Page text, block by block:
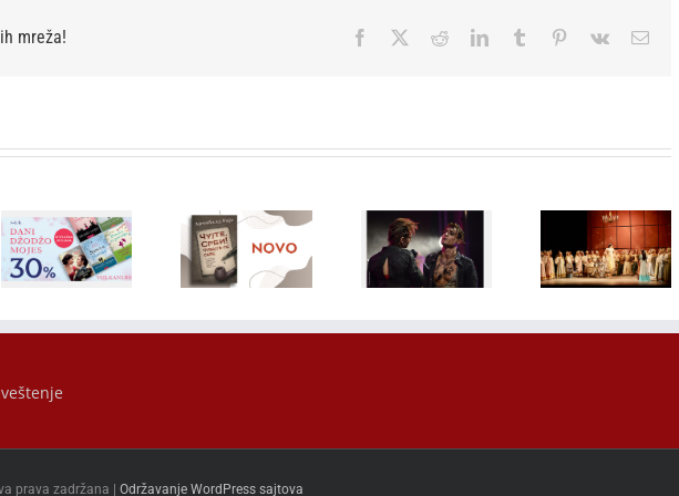
mreža! Facebook RedditLinkedInTumblr Pinterest
Vk Email
Bezvremeno
srpskog
prijatelja:
„Čujte, Srbi!
Arčibalda
Bajaginim
hitovima, SA
DRUGE
STRANE
JASTUKA,
septembra
Sava Centru:
Opera
„Evgenije
Onjegin”
delo koje
postalo
primerak
prodaji
prava zadržana | Održavanje WordPress sajtova